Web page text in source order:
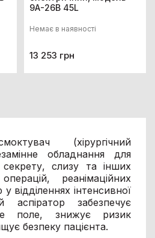
9А-26В 45L
Немає в наявності
13 253 грн
(хірургічний
обладнання для
слизу та інших
реанімаційних
відділеннях інтенсивної
аспіратор забезпечує
поле, знижує ризик
безпеку пацієнта.